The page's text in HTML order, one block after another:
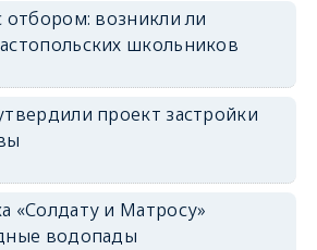
отбором: возникли ли
школьников
проект застройки
«Солдату и Матросу»
водопады